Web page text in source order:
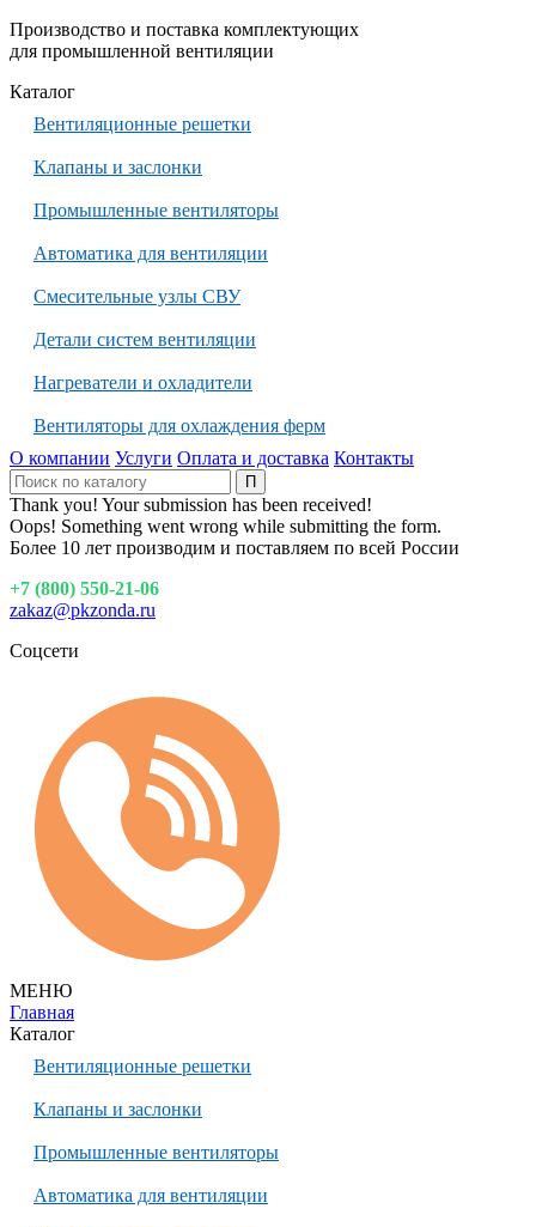
Производство и поставка комплектующих
для промышленной вентиляции
Каталог
Вентиляционные решетки
Клапаны и заслонки
Промышленные вентиляторы
Автоматика для вентиляции
Смесительные узлы СВУ
Детали систем вентиляции
Нагреватели и охладители
Вентиляторы для охлаждения ферм
О компании Услуги Оплата и доставка Контакты
Thank you! Your submission has been received!
Oops! Something went wrong while submitting the form.
Более 10 лет производим и поставляем по всей России
+7 (800) 550-21-06
zakaz@pkzonda.ru
Соцсети
МЕНЮ
Главная
Каталог
Вентиляционные решетки
Клапаны и заслонки
Промышленные вентиляторы
Автоматика для вентиляции